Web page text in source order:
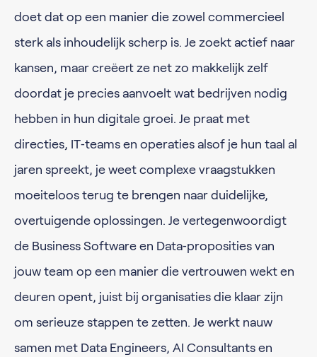
doet dat op een manier die zowel commercieel
sterk als inhoudelijk scherp is. Je zoekt actief naar
kansen, maar creëert ze net zo makkelijk zelf
doordat je precies aanvoelt wat bedrijven nodig
hebben in hun digitale groei. Je praat met
directies, IT‑teams en operaties alsof je hun taal al
jaren spreekt, je weet complexe vraagstukken
moeiteloos terug te brengen naar duidelijke,
overtuigende oplossingen. Je vertegenwoordigt
de Business Software en Data‑proposities van
jouw team op een manier die vertrouwen wekt en
deuren opent, juist bij organisaties die klaar zijn
om serieuze stappen te zetten. Je werkt nauw
samen met Data Engineers, AI Consultants en